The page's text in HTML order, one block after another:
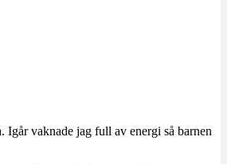
vaknade jag full av energi så barnen